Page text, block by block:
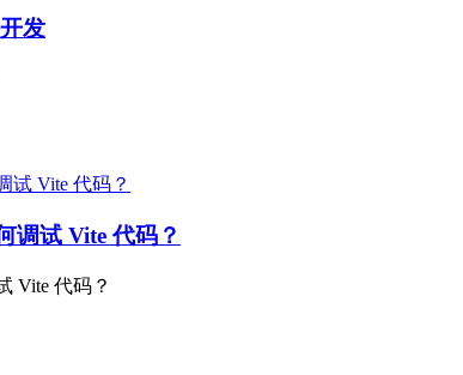
发
调试 Vite 代码？
Vite 代码？